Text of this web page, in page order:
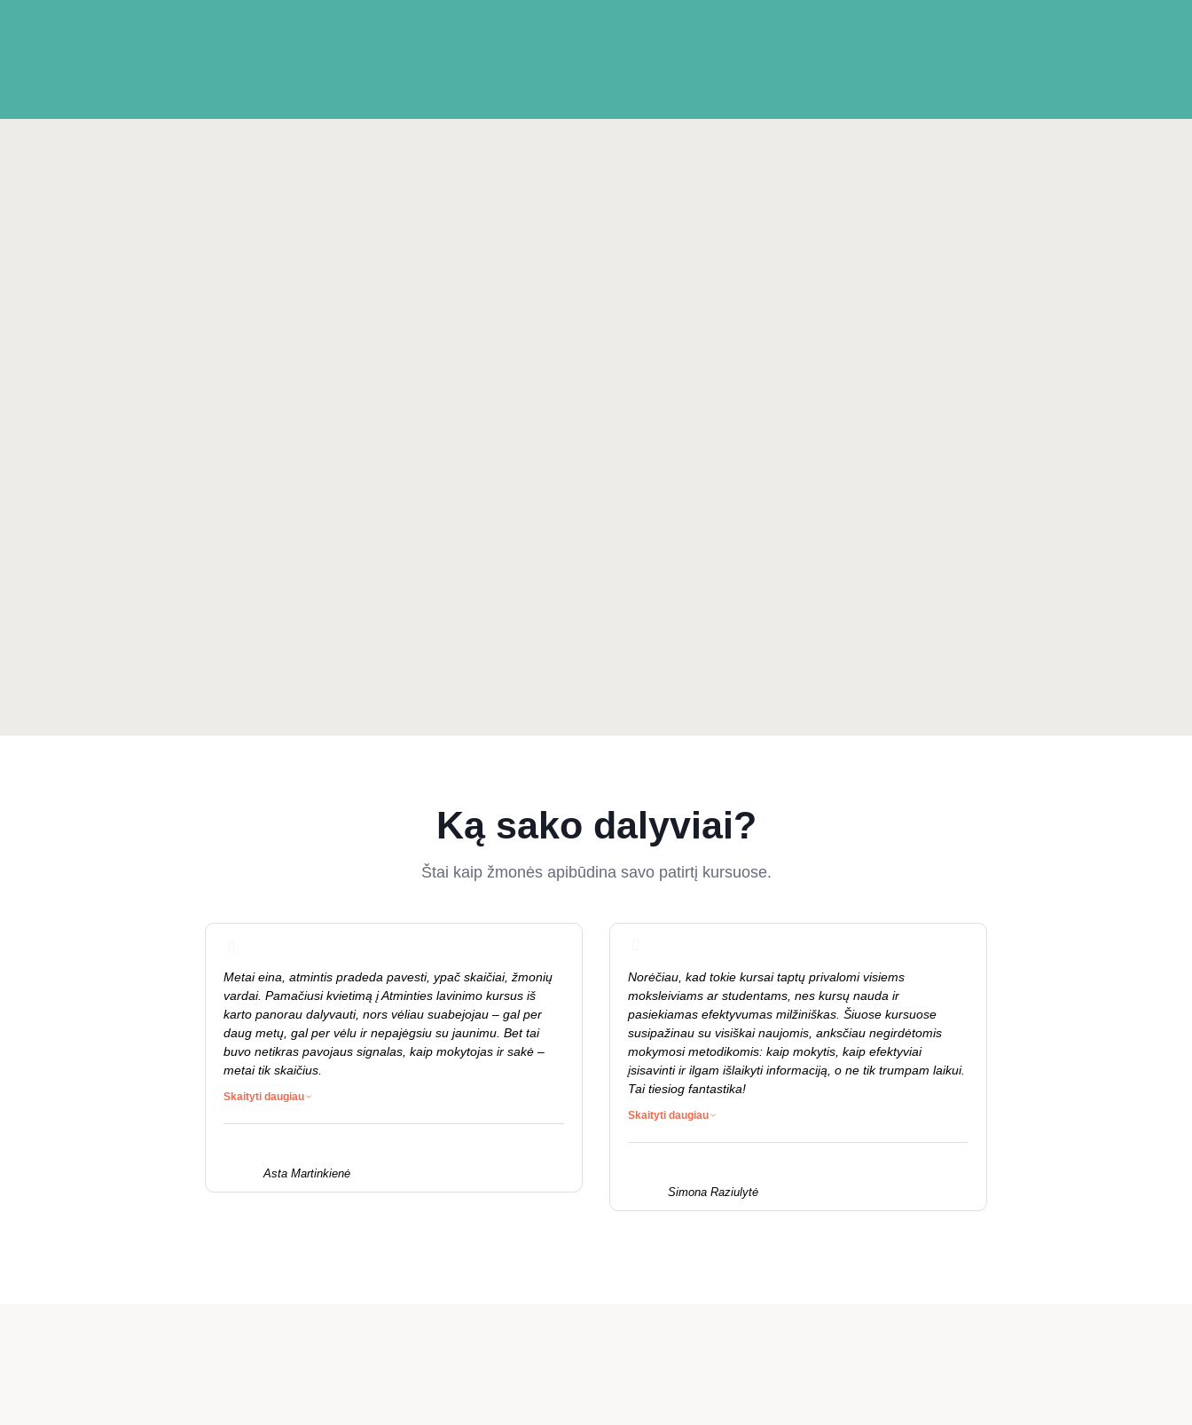
Ką sako dalyviai?
Štai kaip žmonės apibūdina savo patirtį kursuose.
Metai eina, atmintis pradeda pavesti, ypač skaičiai, žmonių
vardai. Pamačiusi kvietimą į Atminties lavinimo kursus iš
karto panorau dalyvauti, nors vėliau suabejojau – gal per
daug metų, gal per vėlu ir nepajėgsiu su jaunimu. Bet tai
buvo netikras pavojaus signalas, kaip mokytojas ir sakė –
metai tik skaičius.
Skaityti daugiau
Asta Martinkienė
Norėčiau, kad tokie kursai taptų privalomi visiems
moksleiviams ar studentams, nes kursų nauda ir
pasiekiamas efektyvumas milžiniškas. Šiuose kursuose
susipažinau su visiškai naujomis, anksčiau negirdėtomis
mokymosi metodikomis: kaip mokytis, kaip efektyviai
įsisavinti ir ilgam išlaikyti informaciją, o ne tik trumpam laikui.
Tai tiesiog fantastika!
Skaityti daugiau
Simona Raziulytė